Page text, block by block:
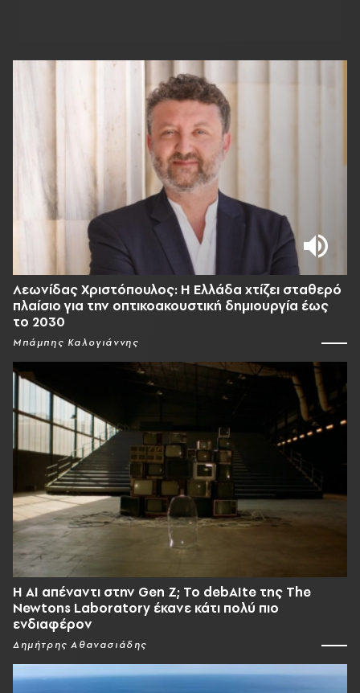
Λεωνίδας Χριστόπουλος: Η Ελλάδα χτίζει σταθερό
πλαίσιο για την οπτικοακουστική δημιουργία έως
το 2030
Μπάμπης Καλογιάννης
Η AI απέναντι στην Gen Z; Το debAIte της The
Newtons Laboratory έκανε κάτι πολύ πιο
ενδιαφέρον
Δημήτρης Αθανασιάδης